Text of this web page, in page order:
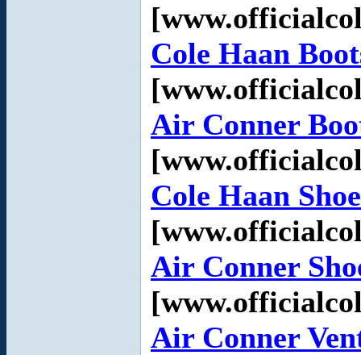
Cole Haan
Air Conner
Cole Haan
Air Conner
Air Conner